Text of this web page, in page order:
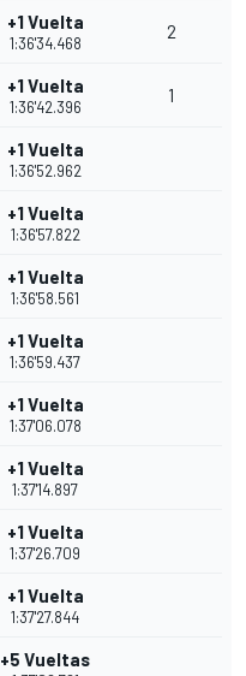
+1 Vuelta
1:36'34.468
2
+1 Vuelta
1:36'42.396
1
+1 Vuelta
1:36'52.962
+1 Vuelta
1:36'57.822
+1 Vuelta
1:36'58.561
+1 Vuelta
1:36'59.437
+1 Vuelta
1:37'06.078
+1 Vuelta
1:37'14.897
+1 Vuelta
1:37'26.709
+1 Vuelta
1:37'27.844
+5 Vueltas